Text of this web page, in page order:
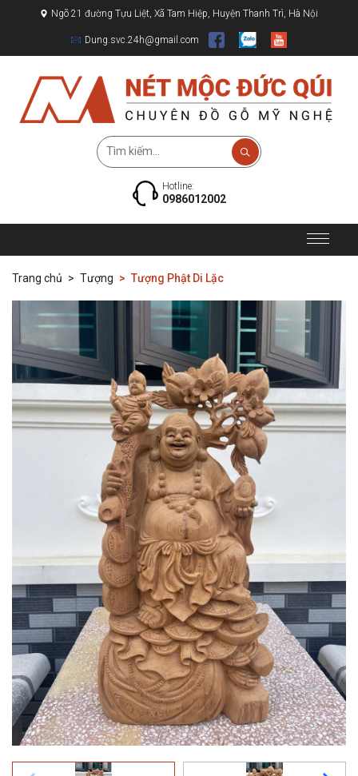
Ngõ 21 đường Tựu Liệt, Xã Tam Hiệp, Huyện Thanh Trì, Hà Nội
Dung.svc.24h@gmail.com
Hotline:
0986012002
Trang chủ Tượng Tượng Phật Di Lặc